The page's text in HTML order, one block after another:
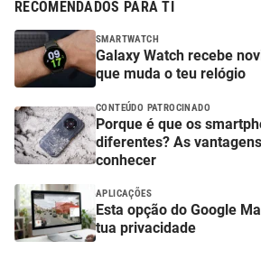
RECOMENDADOS PARA TI
SMARTWATCH
Galaxy Watch recebe
que muda o teu relógio
CONTEÚDO PATROCINADO
Porque é que os
diferentes? As
conhecer
APLICAÇÕES
Esta opção do Google
tua privacidade